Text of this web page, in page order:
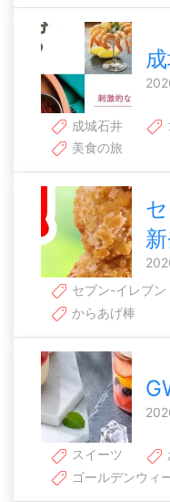
成城石井
美食の旅
セブン-イレブン
からあげ棒
スイーツ
ゴールデンウィ